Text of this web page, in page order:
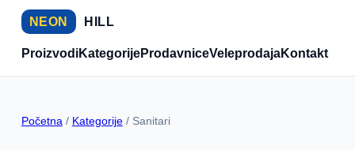
NEON HILL
ProizvodiKategorijeProdavniceVeleprodajaKontakt
Početna / Kategorije/ Sanitari